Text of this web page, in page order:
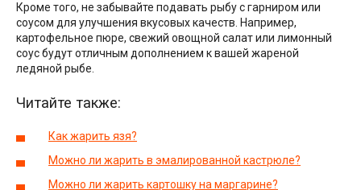
Кроме того, не забывайте подавать рыбу с гарниром или
соусом для улучшения вкусовых качеств. Например,
картофельное пюре, свежий овощной салат или лимонный
соус будут отличным дополнением к вашей жареной
ледяной рыбе.
Читайте также:
Как жарить язя?
Можно ли жарить в эмалированной кастрюле?
Можно ли жарить картошку на маргарине?